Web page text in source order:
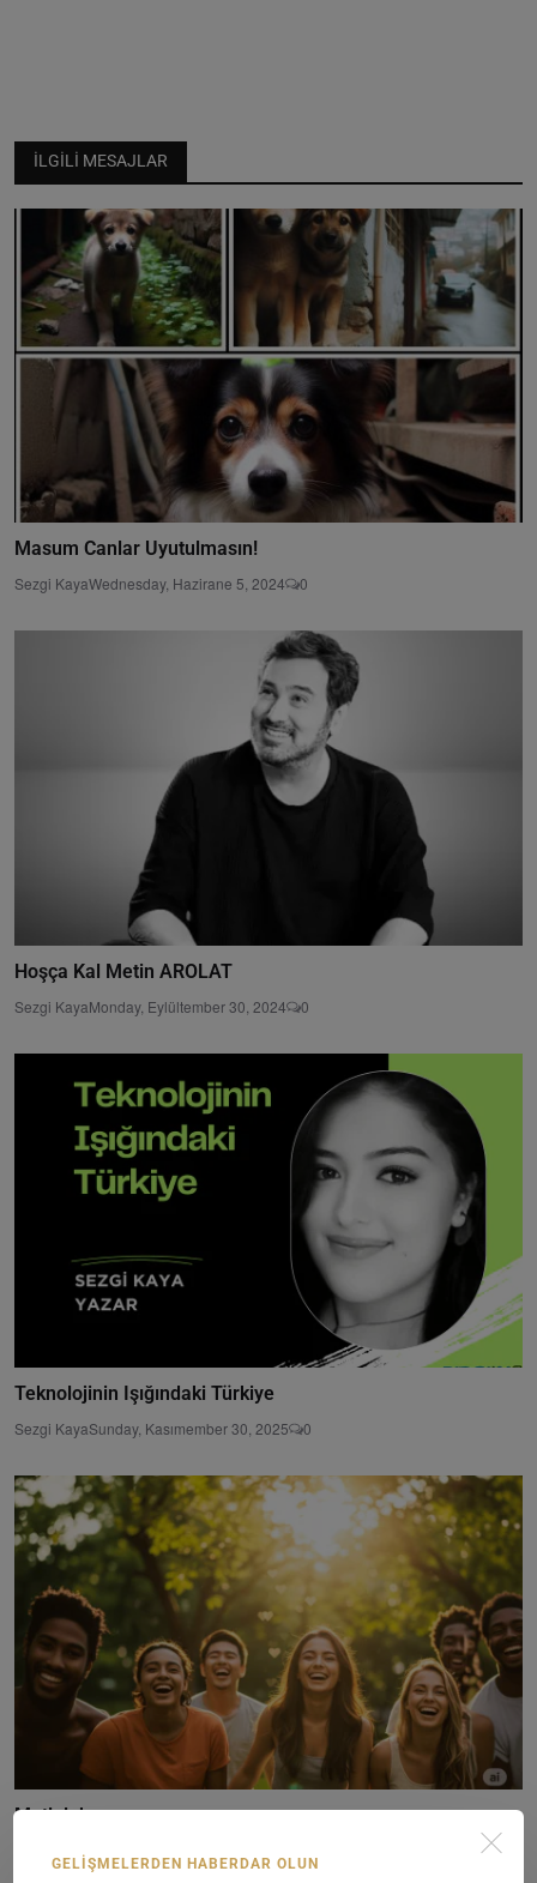
İLGILI MESAJLAR
Masum Canlar Uyutulmasın!
Sezgi KayaWednesday, Hazirane 5, 2024 0
Hoşça Kal Metin AROLAT
Sezgi KayaMonday, Eylültember 30, 2024 0
Teknolojinin Işığındaki Türkiye
Sezgi KayaSunday, Kasımember 30, 2025 0
Mutluluk
Sezgi Kaya
GELIŞMELERDEN HABERDAR OLUN